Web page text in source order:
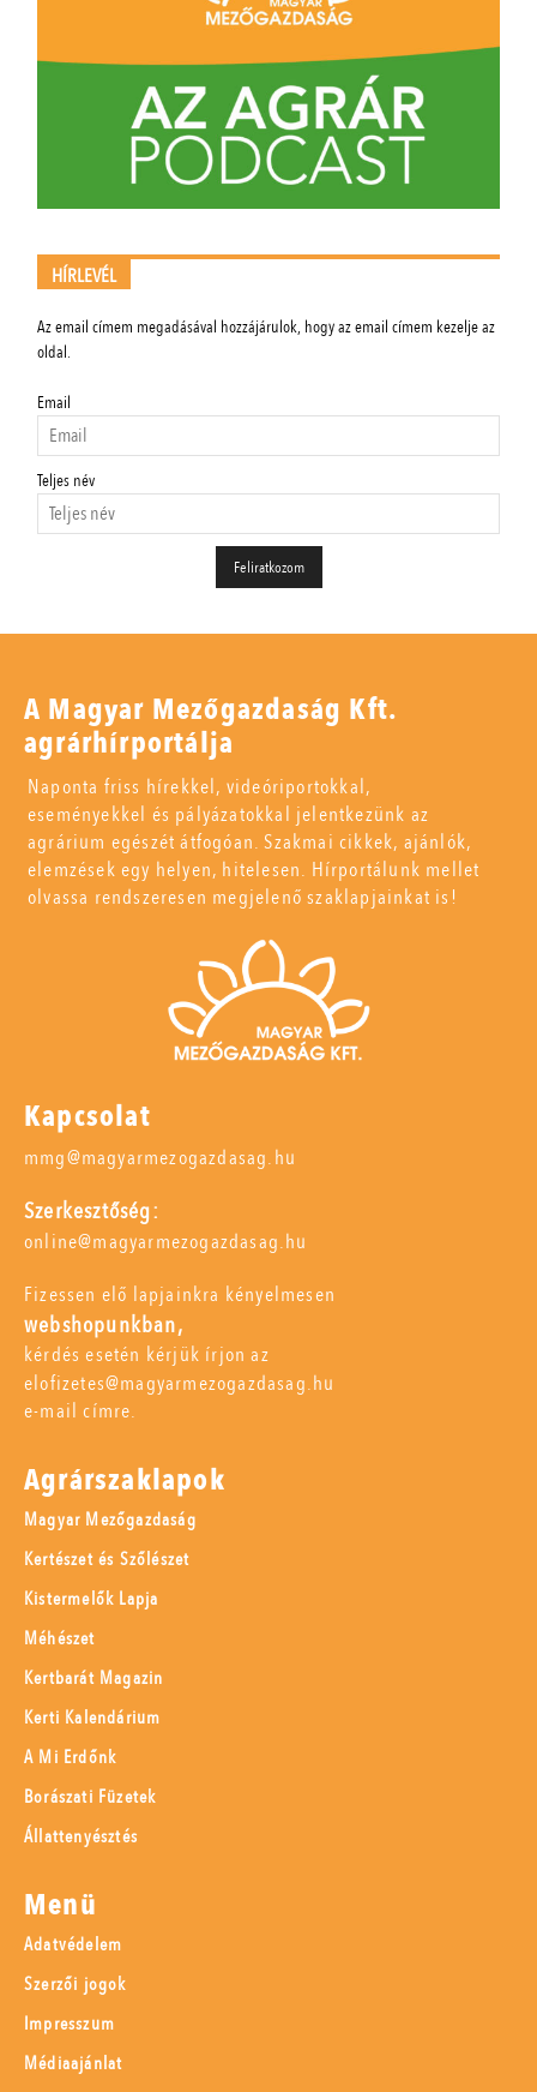
HÍRLEVÉL
Az email címem megadásával hozzájárulok, hogy az email címem kezelje az
oldal.
Email
Teljes név
A Magyar Mezőgazdaság Kft.
agrárhírportálja
Naponta friss hírekkel, videóriportokkal,
eseményekkel és pályázatokkal jelentkezünk az
agrárium egészét átfogóan. Szakmai cikkek, ajánlók,
elemzések egy helyen, hitelesen. Hírportálunk mellet
olvassa rendszeresen megjelenő szaklapjainkat is!
Kapcsolat
mmg@magyarmezogazdasag.hu
Szerkesztőség:
online@magyarmezogazdasag.hu
Fizessen elő lapjainkra kényelmesen
webshopunkban,
kérdés esetén kérjük írjon az
elofizetes@magyarmezogazdasag.hu
e-mail címre.
Agrárszaklapok
Magyar Mezőgazdaság
Kertészet és Szőlészet
Kistermelők Lapja
Méhészet
Kertbarát Magazin
Kerti Kalendárium
A Mi Erdőnk
Borászati Füzetek
Állattenyésztés
Menü
Adatvédelem
Szerzői jogok
Impresszum
Médiaajánlat